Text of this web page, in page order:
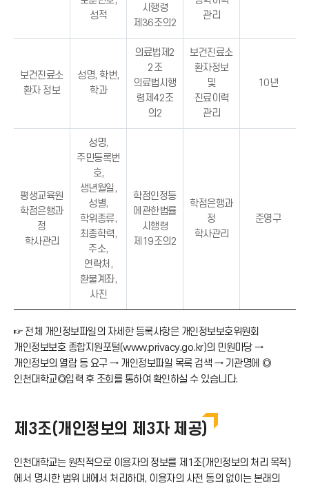
성적
시행령
제36조의2
관리
보건진료소
환자 정보
성명, 학번,
학과
의료법제2
2조
의료법시행
령제42조
의2
보건진료소
환자정보
및
진료이력
관리
10년
평생교육원
학점은행과
정
학사관리
성명,
주민등록번
호,
생년월일,
성별,
학위종류,
최종학력,
주소,
연락처,
환불계좌,
사진
학점인정등
에관한법률
시행령
제19조의2
학점은행과
정
학사관리
준영구
☞ 전체 개인정보파일의 자세한 등록사항은 개인정보보호위원회
개인정보보호 종합지원포털(www.privacy.go.kr)의 민원마당 →
개인정보의 열람 등 요구 → 개인정보파일 목록 검색 → 기관명에 ◎
인천대학교◎입력 후 조회를 통하여 확인하실 수 있습니다.
제3조(개인정보의 제3자 제공)
인천대학교는 원칙적으로 이용자의 정보를 제1조(개인정보의 처리 목적)
에서 명시한 범위 내에서 처리하며, 이용자의 사전 동의 없이는 본래의